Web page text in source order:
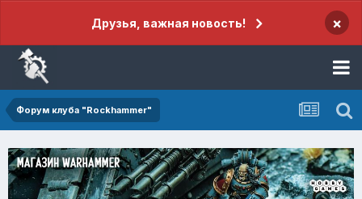
Друзья, важная новость! ×
Форум клуба "Rockhammer"